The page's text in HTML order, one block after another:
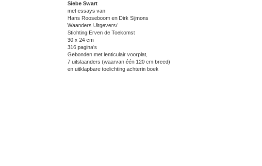
Siebe Swart
met essays van
Hans Rooseboom en Dirk Sijmons
Waanders Uitgevers/
Stichting Erven de Toekomst
30 x 24 cm
316 pagina’s
Gebonden met lenticulair voorplat,
7 uitslaanders (waarvan één 120 cm breed)
en uitklapbare toelichting achterin boek